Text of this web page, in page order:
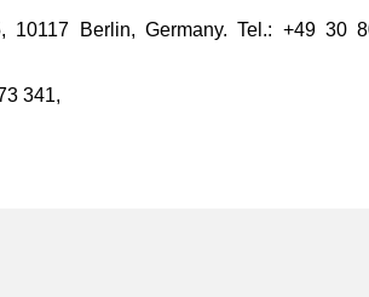
Berlin, Germany. Tel.: +49 30
341,